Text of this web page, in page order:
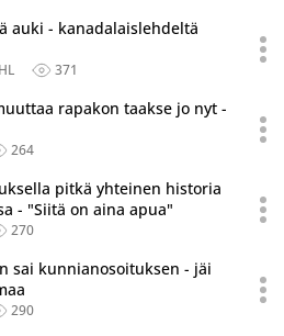
useassa eri lähteessä.
auki - kanadalaislehdeltä
371
rapakon taakse jo nyt -
264
pitkä yhteinen historia
- "Siitä on aina apua"
270
sai kunnianosoituksen - jäi
290